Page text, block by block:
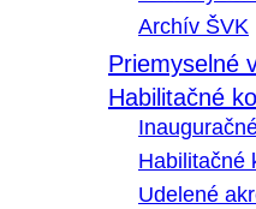
Archív ŠVK
Priemyselné
Habilitačné
Habilitačné
Udelené